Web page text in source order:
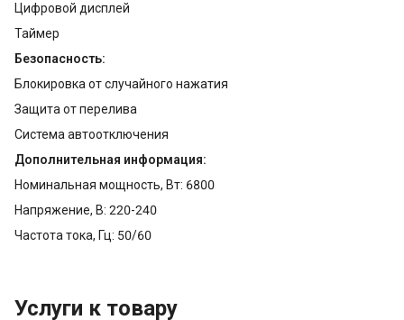
Цифровой дисплей
Таймер
Безопасность:
Блокировка от случайного нажатия
Защита от перелива
Система автоотключения
Дополнительная информация:
Номинальная мощность, Вт: 6800
Напряжение, В: 220-240
Частота тока, Гц: 50/60
Услуги к товару